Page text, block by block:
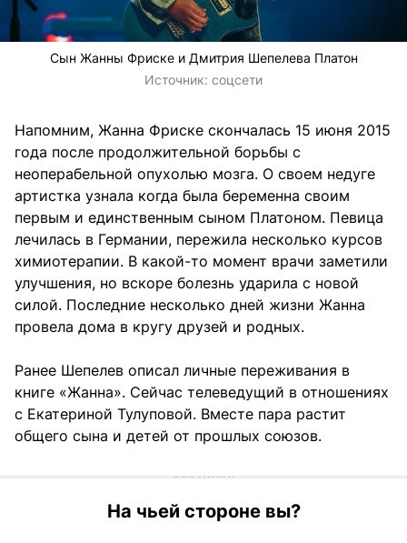
Сын Жанны Фриске и Дмитрия Шепелева Платон
Источник: соцсети
Напомним, Жанна Фриске скончалась 15 июня 2015
года после продолжительной борьбы с
неоперабельной опухолью мозга. О своем недуге
артистка узнала когда была беременна своим
первым и единственным сыном Платоном. Певица
лечилась в Германии, пережила несколько курсов
химиотерапии. В какой-то момент врачи заметили
улучшения, но вскоре болезнь ударила с новой
силой. Последние несколько дней жизни Жанна
провела дома в кругу друзей и родных.
Ранее Шепелев описал личные переживания в
книге «Жанна». Сейчас телеведущий в отношениях
с Екатериной Тулуповой. Вместе пара растит
общего сына и детей от прошлых союзов.
На чьей стороне вы?